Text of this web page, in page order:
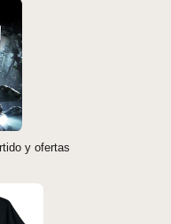
y ofertas